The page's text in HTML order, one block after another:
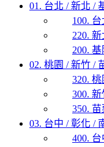
01. 台北 / 新北 /
100.
220.
200.
02. 桃園 / 新竹 /
320.
300.
350.
03. 台中 / 彰化 /
400.